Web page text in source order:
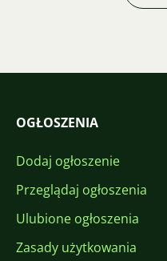
OGŁOSZENIA
Dodaj ogłoszenie
Przeglądaj ogłoszenia
Ulubione ogłoszenia
Zasady użytkowania